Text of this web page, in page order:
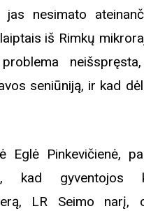
nesimato
iš Rimkų
seniūniją, ir kad
Eglė Pinkevičienė,
kad gyventojos
LR Seimo narį,